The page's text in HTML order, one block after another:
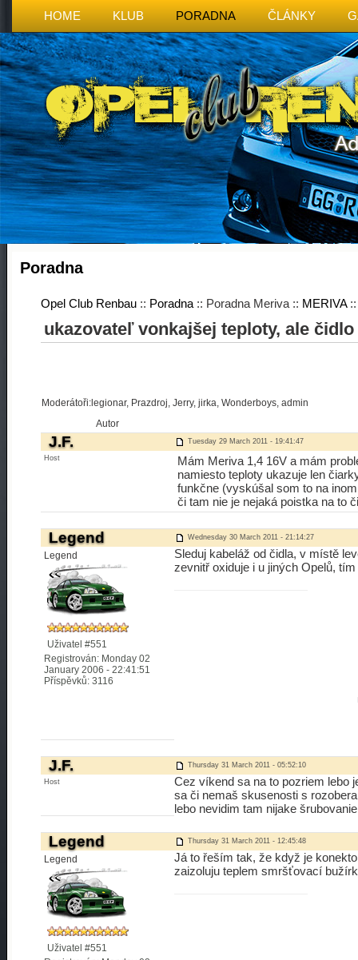
HOME KLUB PORADNA ČLÁNKY
Poradna
Opel Club Renbau :: Poradna :: Poradna Meriva :: MERIVA
ukazovateľ vonkajšej teploty, ale čidlo
Moderátoři:legionar, Prazdroj, Jerry, jirka, Wonderboys, admin
Autor
J.F. Tuesday 29 March 2011 - 19:41:47
Host
Mám Meriva 1,4 16V a mám
namiesto teploty ukazuje len
funkčne (vyskúšal som to na
či tam nie je nejaká poistka na to
Legend Wednesday 30 March 2011 - 21:14:27
Legend
Uživatel #551
Registrován: Monday 02
January 2006 - 22:41:51
Příspěvků: 3116
Sleduj kabeláž od čidla, v místě
zevnitř oxiduje i u jiných Opelů,
J.F. Thursday 31 March 2011 - 05:52:10
Host
Cez víkend sa na to pozriem lebo
sa či nemaš skusenosti s
lebo nevidim tam nijake
Legend Thursday 31 March 2011 - 12:45:48
Legend
Uživatel #551
Já to řeším tak, že když je
zaizoluju teplem smršťovací